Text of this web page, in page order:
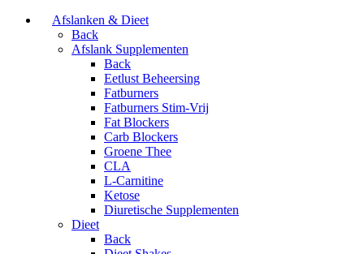
Afslanken & Dieet
Back
Afslank Supplementen
Back
Eetlust Beheersing
Fatburners
Fatburners Stim-Vrij
Fat Blockers
Carb Blockers
Groene Thee
CLA
L-Carnitine
Ketose
Diuretische Supplementen
Dieet
Back